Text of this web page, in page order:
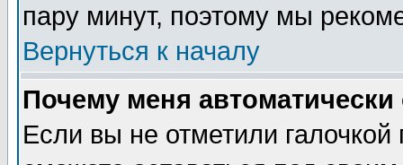
пару минут, поэтому мы
Вернуться к началу
Почему меня автоматически
Если вы не отметили галочкой